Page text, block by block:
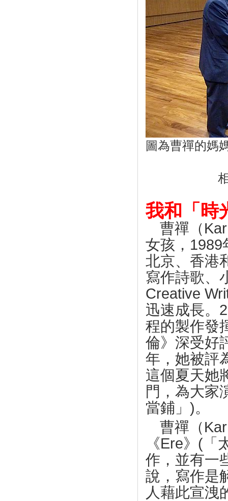
圖為曹禪的媽
我和「時
曹禪（
女孩， 1989
北京、香港
寫作詩歌、
Creative
迅速成長。
程的製作發
倫》深受好
年，她被評
這個夏天她
門，為大家
當鋪」 )。
曹禪（
《Ere》 (
作，並有一
說，寫作是
人藉此宣洩